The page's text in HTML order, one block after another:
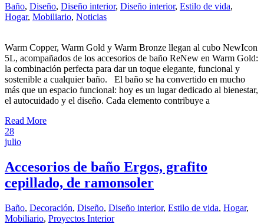
Baño, Diseño, Diseño interior, Diseño interior, Estilo de vida,
Hogar, Mobiliario, Noticias
Warm Copper, Warm Gold y Warm Bronze llegan al cubo NewIcon
5L, acompañados de los accesorios de baño ReNew en Warm Gold:
la combinación perfecta para dar un toque elegante, funcional y
sostenible a cualquier baño. El baño se ha convertido en mucho
más que un espacio funcional: hoy es un lugar dedicado al bienestar,
el autocuidado y el diseño. Cada elemento contribuye a
Read More
28
julio
Accesorios de baño Ergos, grafito
cepillado, de ramonsoler
Baño, Decoración, Diseño, Diseño interior, Estilo de vida, Hogar,
Mobiliario, Proyectos Interior